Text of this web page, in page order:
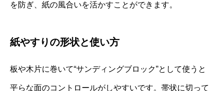
を防ぎ、紙の風合いを活かすことができます。
紙やすりの形状と使い方
板や木片に巻いて“サンディングブロック”として使うと
平らな面のコントロールがしやすいです。帯状に切って